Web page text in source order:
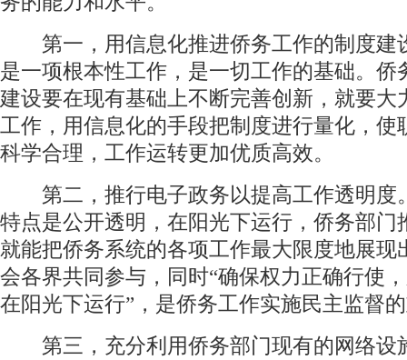
第一，用信息化推进侨务工作的制度建
是一项根本性工作，是一切工作的基础。侨
建设要在现有基础上不断完善创新，就要大
工作，用信息化的手段把制度进行量化，使
科学合理，工作运转更加优质高效。
第二，推行电子政务以提高工作透明度
特点是公开透明，在阳光下运行，侨务部门
就能把侨务系统的各项工作最大限度地展现
会各界共同参与，同时“确保权力正确行使
在阳光下运行”，是侨务工作实施民主监督
第三，充分利用侨务部门现有的网络设